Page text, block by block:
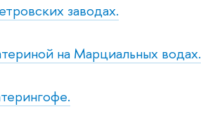
заводах.
на Марциальных водах.